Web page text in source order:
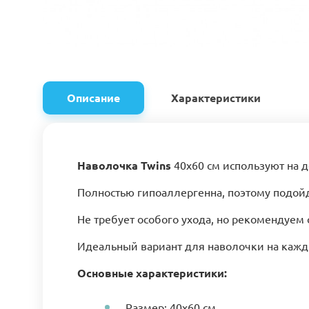
Описание Характеристики
Наволочка Twins 40х60 см используют на
Полностью гипоаллергенна, поэтому
Не требует особого ухода, но рекомендуем
Идеальный вариант для наволочки на
Основные характеристики: